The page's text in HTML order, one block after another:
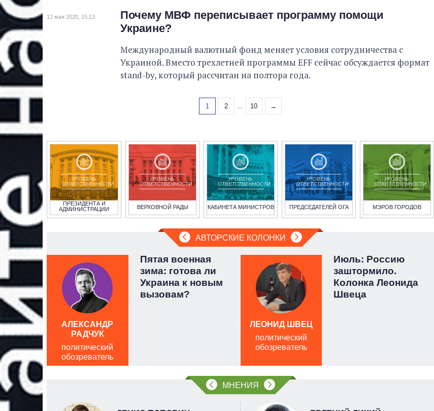
12 мая 2020, 15:13
Почему МВФ переписывает программу помощи
Украине?
Международный валютный фонд меняет условия сотрудничества с
Украиной. Вместо трехлетней программы EFF сейчас обсуждается формат
stand-by, который рассчитан на полтора года.
1 2 10 →
УРОВЕНЬ
ОТВЕТСТВЕННОСТИ
ПРЕЗИДЕНТА И
АДМИНИСТРАЦИИ
УРОВЕНЬ
ОТВЕТСТВЕННОСТИ
ВЕРХОВНОЙ РАДЫ
УРОВЕНЬ
ОТВЕТСТВЕННОСТИ
КАБИНЕТА МИНИСТРОВ
УРОВЕНЬ
ОТВЕТСТВЕННОСТИ
ПРЕДСЕДАТЕЛЕЙ ОГА
УРОВЕНЬ
ОТВЕТСТВЕННОСТИ
МЭРОВ ГОРОДОВ
АВТОРСКИЕ КОЛОНКИ
не
Пятая военная
зима: готова ли
Украина к новым
вызовам?
АЛЕКСАНДР
РАДЧУК
политический
обозреватель
Июль: Россию
заштормило.
Колонка Леонида
Швеца
ЛЕОНИД ШВЕЦ
политический
обозреватель
МНЕНИЯ